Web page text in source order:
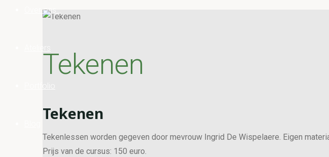
Over ons…
Tekenen
Tekenen
Tekenlessen worden gegeven door mevrouw Ingrid De Wispelaere. Eigen
Prijs van de cursus: 150 euro.